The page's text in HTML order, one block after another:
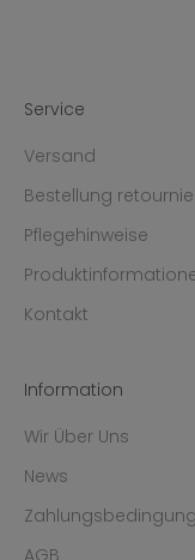
Service
Versand
Bestellung
Pflegehinweise
Kontakt
Information
Wir Über Uns
News
AGB